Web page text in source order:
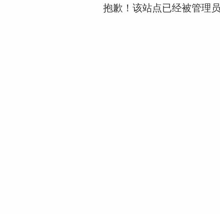
抱歉！该站点已经被管理